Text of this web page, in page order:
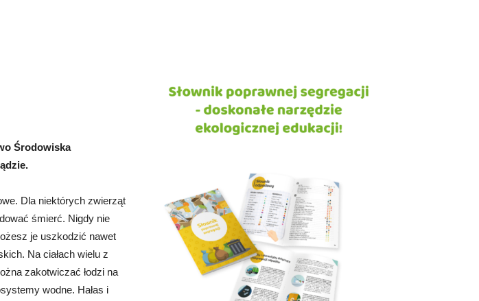
Abrys
Środowiska
Dla niektórych zwierząt
śmierć. Nigdy nie
je uszkodzić nawet
Na ciałach wielu z
zakotwiczać łodzi na
wodne. Hałas i